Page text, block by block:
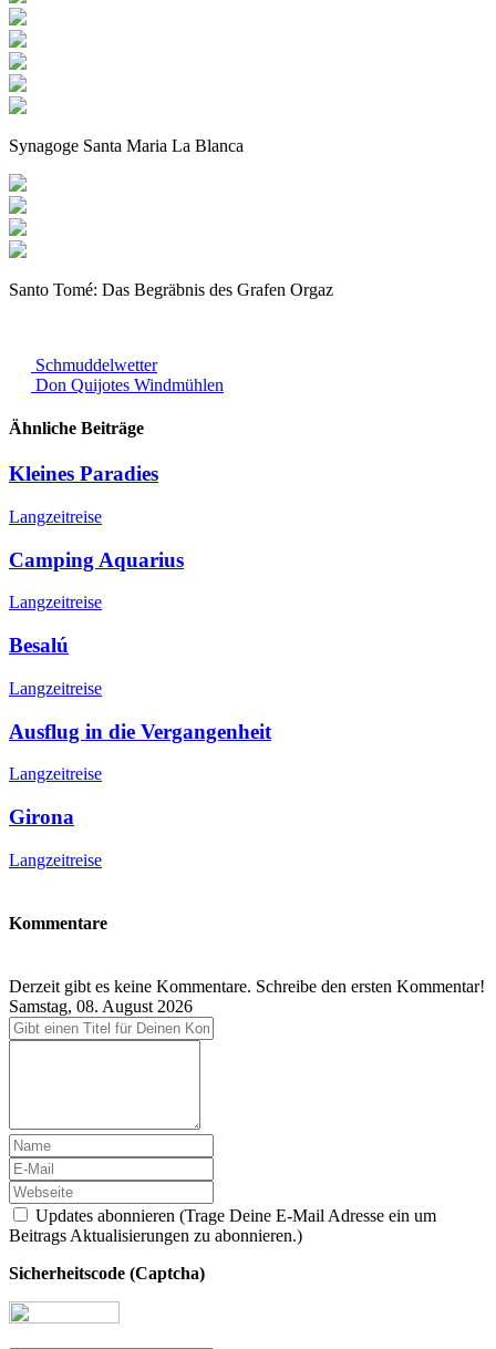
Synagoge Santa Maria La Blanca
Santo Tomé: Das Begräbnis des Grafen Orgaz
Schmuddelwetter
Don Quijotes Windmühlen
Ähnliche Beiträge
Kleines Paradies
Langzeitreise
Camping Aquarius
Langzeitreise
Besalú
Langzeitreise
Ausflug in die Vergangenheit
Langzeitreise
Girona
Langzeitreise
Kommentare
Derzeit gibt es keine Kommentare. Schreibe den ersten Kommentar!
Samstag, 08. August 2026
Updates abonnieren (Trage Deine E-Mail Adresse ein um
Beitrags Aktualisierungen zu abonnieren.)
Sicherheitscode (Captcha)